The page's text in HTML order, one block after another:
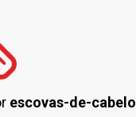
escovas-de-cabelo